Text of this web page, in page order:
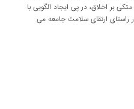
بر اخلاق، در پی ایجاد الگویی با
ارتقای سلامت جامعه می